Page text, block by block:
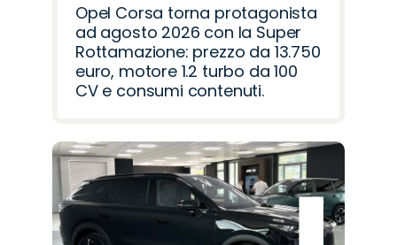
Opel Corsa torna protagonista
ad agosto 2026 con la Super
Rottamazione: prezzo da 13.750
euro, motore 1.2 turbo da 100
CV e consumi contenuti.